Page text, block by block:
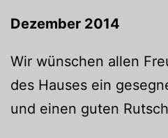
Dezember 2014
Wir wünschen allen
des Hauses ein
und einen guten